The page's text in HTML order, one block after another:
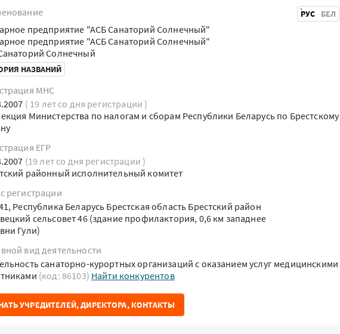
РУС БЕЛ
предприятие "АСБ Санаторий Солнечный"
предприятие "АСБ Санаторий Солнечный"
Солнечный
НАЗВАНИЙ
МНС
( 19 лет со дня регистрации )
Министерства по налогам и сборам Республики Беларусь по Брестскому
ЕГР
(19 лет со дня регистрации )
районный исполнительный комитет
регистрации
Республика Беларусь Брестская область Брестский район
сельсовет 46 (здание профилактория, 0,6 км западнее
Гули)
вид деятельности
санаторно-курортных организаций с оказанием услуг медицинскими
(код: 86103) Найти конкурентов
УЧРЕДИТЕЛЕЙ, ДИРЕКТОРА, КОНТАКТЫ